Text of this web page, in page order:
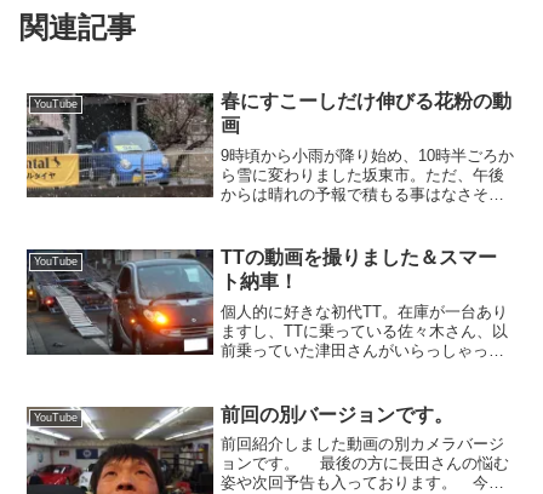
関連記事
YouTube
春にすこーしだけ伸びる花粉の動
画
9時頃から小雨が降り始め、10時半ごろか
ら雪に変わりました坂東市。ただ、午後
からは晴れの予報で積もる事はなさそう
花粉がこびりつくと、その後が面倒くさ
いですからね。この時...
YouTube
TTの動画を撮りました＆スマー
ト納車！
個人的に好きな初代TT。在庫が一台あり
ますし、TTに乗っている佐々木さん、以
前乗っていた津田さんがいらっしゃった
ときに是非、ご覧ください。 最近よく
ロープライスコーナー...
YouTube 前回の別バージョンです。
前回紹介しました動画の別カメラバージ
ョンです。 最後の方に長田さんの悩む
姿や次回予告も入っております。 今後